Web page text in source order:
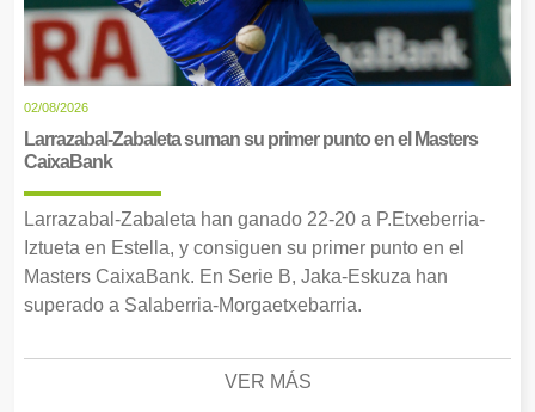
02/08/2026
Larrazabal-Zabaleta suman su primer punto en el Masters
CaixaBank
Larrazabal-Zabaleta han ganado 22-20 a P.Etxeberria-
Iztueta en Estella, y consiguen su primer punto en el
Masters CaixaBank. En Serie B, Jaka-Eskuza han
superado a Salaberria-Morgaetxebarria.
VER MÁS